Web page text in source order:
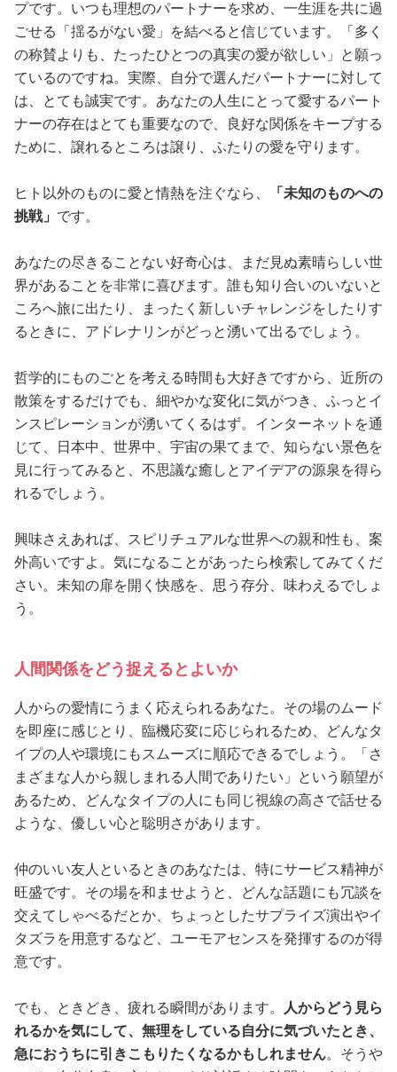
プです。いつも理想のパートナーを求め、一生涯を共に過
ごせる「揺るがない愛」を結べると信じています。「多く
の称賛よりも、たったひとつの真実の愛が欲しい」と願っ
ているのですね。実際、自分で選んだパートナーに対して
は、とても誠実です。あなたの人生にとって愛するパート
ナーの存在はとても重要なので、良好な関係をキープする
ために、譲れるところは譲り、ふたりの愛を守ります。
ヒト以外のものに愛と情熱を注ぐなら、
「未知のものへの
挑戦」 です。
あなたの尽きることない好奇心は、まだ見ぬ素晴らしい世
界があることを非常に喜びます。誰も知り合いのいないと
ころへ旅に出たり、まったく新しいチャレンジをしたりす
るときに、アドレナリンがどっと湧いて出るでしょう。
哲学的にものごとを考える時間も大好きですから、近所の
散策をするだけでも、細やかな変化に気がつき、ふっとイ
ンスピレーションが湧いてくるはず。インターネットを通
じて、日本中、世界中、宇宙の果てまで、知らない景色を
見に行ってみると、不思議な癒しとアイデアの源泉を得ら
れるでしょう。
興味さえあれば、スピリチュアルな世界への親和性も、案
外高いですよ。気になることがあったら検索してみてくだ
さい。未知の扉を開く快感を、思う存分、味わえるでしょ
う。
人間関係をどう捉えるとよいか
人からの愛情にうまく応えられるあなた。その場のムード
を即座に感じとり、臨機応変に応じられるため、どんなタ
イプの人や環境にもスムーズに順応できるでしょう。「さ
まざまな人から親しまれる人間でありたい」という願望が
あるため、どんなタイプの人にも同じ視線の高さで話せる
ような、優しい心と聡明さがあります。
仲のいい友人といるときのあなたは、特にサービス精神が
旺盛です。その場を和ませようと、どんな話題にも冗談を
交えてしゃべるだとか、ちょっとしたサプライズ演出やイ
タズラを用意するなど、ユーモアセンスを発揮するのが得
意です。
でも、ときどき、疲れる瞬間があります。
人からどう見ら
れるかを気にして、無理をしている自分に気づいたとき、
急におうちに引きこもりたくなるかもしれません。そうや